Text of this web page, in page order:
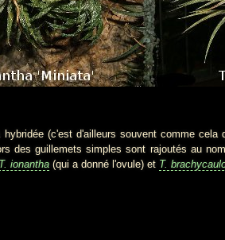
(c'est d'ailleurs souvent comme
des guillemets simples sont rajoutés au
T. ionantha (qui a donné l'ovule) et T.